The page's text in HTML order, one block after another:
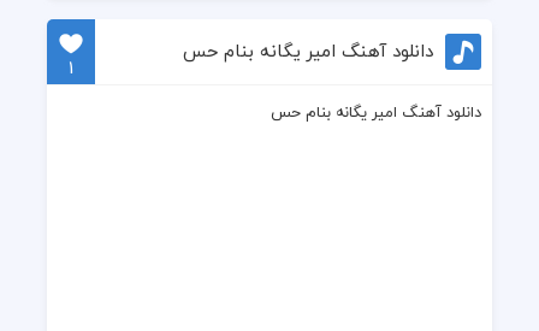
دانلود آهنگ امیر یگانه بنام حس
1
دانلود آهنگ امیر یگانه بنام حس